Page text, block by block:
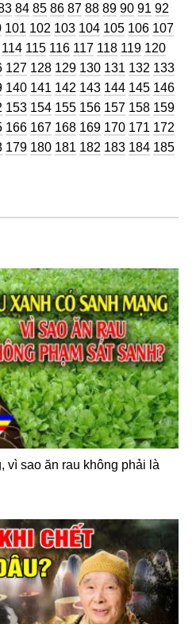
Trang
84 Trang
85 Trang
86 Trang
87 Trang
88 Trang
89 Trang
90 Trang
91 Trang
92
Trang
101 Trang
102 Trang
103 Trang
104 Trang
105 Trang
106 Trang
107
Trang
114 Trang
115 Trang
116 Trang
117 Trang
118 Trang
119 Trang
120
Trang
127 Trang
128 Trang
129 Trang
130 Trang
131 Trang
132 Trang
133
Trang
140 Trang
141 Trang
142 Trang
143 Trang
144 Trang
145 Trang
146
Trang
153 Trang
154 Trang
155 Trang
156 Trang
157 Trang
158 Trang
159
Trang
166 Trang
167 Trang
168 Trang
169 Trang
170 Trang
171 Trang
172
Trang
179 Trang
180 Trang
181 Trang
182 Trang
183 Trang
184 Trang
185
vì sao ăn rau không phải là